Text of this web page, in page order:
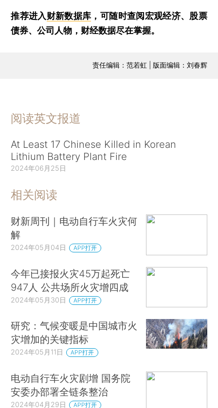
推荐进入财新数据库 ，可随时查阅宏观经济、股票
债券、公司人物，财经数据尽在掌握。
责任编辑：范若虹 | 版面编辑：刘春辉
阅读英文报道
At Least 17 Chinese Killed in Korean
Lithium Battery Plant Fire
2024年06月25日
相关阅读
财新周刊｜电动自行车火灾何
解
2024年05月04日 APP打开
今年已接报火灾45万起死亡
947人 公共场所火灾增四成
2024年05月30日 APP打开
研究：气候变暖是中国城市火
灾增加的关键指标
2024年05月11日 APP打开
电动自行车火灾剧增 国务院
安委办部署全链条整治
2024年04月29日 APP打开